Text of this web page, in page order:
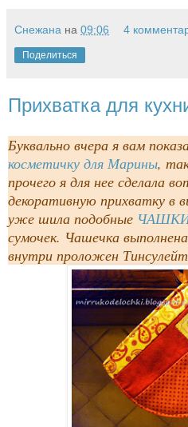
Снежана на 09:06 4
Поделиться
Прихватка для
Буквально вчера я вам
косметичку для Марины,
прочего я для нее сделала
декоративную прихватку
уже шила подобные
сумочек. Чашечка
внутри проложен